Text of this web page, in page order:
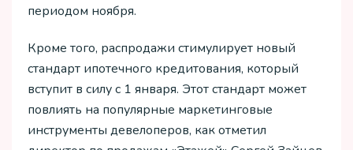
периодом ноября.
Кроме того, распродажи стимулирует новый
стандарт ипотечного кредитования, который
вступит в силу с 1 января. Этот стандарт может
повлиять на популярные маркетинговые
инструменты девелоперов, как отметил